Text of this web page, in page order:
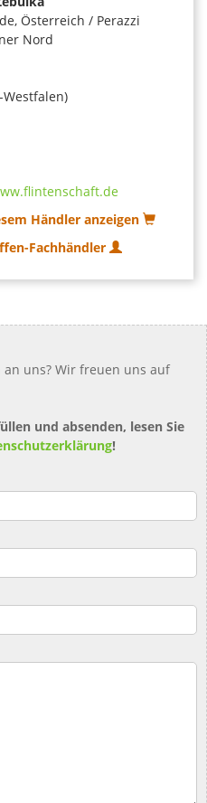
Österreich / Perazzi
Nord
Händler anzeigen
Fachhändler
an uns? Wir freuen uns auf
und absenden, lesen Sie
!